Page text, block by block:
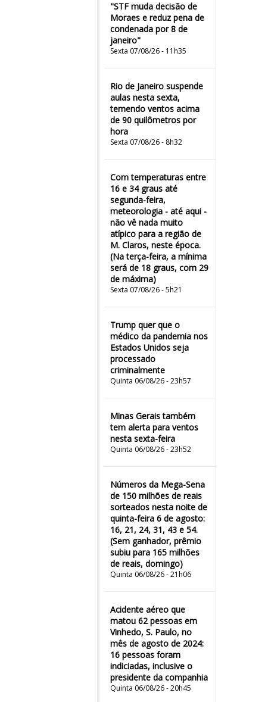
"STF muda decisão de
Moraes e reduz pena de
condenada por 8 de
janeiro"
Sexta 07/08/26 - 11h35
Rio de Janeiro suspende
aulas nesta sexta,
temendo ventos acima
de 90 quilômetros por
hora
Sexta 07/08/26 - 8h32
Com temperaturas entre
16 e 34 graus até
segunda-feira,
meteorologia - até aqui -
não vê nada muito
atípico para a região de
M. Claros, neste época.
(Na terça-feira, a mínima
será de 18 graus, com 29
de máxima)
Sexta 07/08/26 - 5h21
Trump quer que o
médico da pandemia nos
Estados Unidos seja
processado
criminalmente
Quinta 06/08/26 - 23h57
Minas Gerais também
tem alerta para ventos
nesta sexta-feira
Quinta 06/08/26 - 23h52
Números da Mega-Sena
de 150 milhões de reais
sorteados nesta noite de
quinta-feira 6 de agosto:
16, 21, 24, 31, 43 e 54.
(Sem ganhador, prêmio
subiu para 165 milhões
de reais, domingo)
Quinta 06/08/26 - 21h06
Acidente aéreo que
matou 62 pessoas em
Vinhedo, S. Paulo, no
mês de agosto de 2024:
16 pessoas foram
indiciadas, inclusive o
presidente da companhia
Quinta 06/08/26 - 20h45